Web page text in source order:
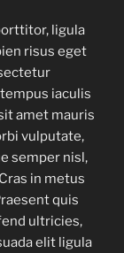
ligula
risus eget
iaculis
amet mauris
vulputate,
semper nisl,
in metus
quis
ultricies,
elit ligula